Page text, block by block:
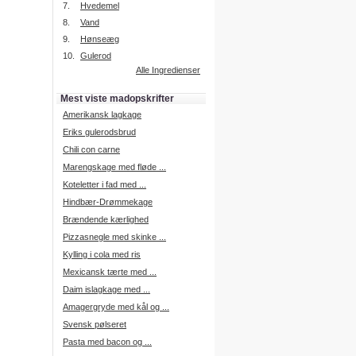
Intelligent søgning
Få foreslået opskrifter.
Prøv vores nye "Foreslå
Læs mere her.
Vi har nu oprettet et mad forum,
hvor i kan dele jeres erfaringer.
Log på med dine oplysninger fra
Madopskrifter.nu.
Gå til forum
Indkøbsliste på SMS
på SMS.
For at benytte SMS funktionen,
7.
Hvedemel
8.
Vand
9.
Hønseæg
10.
Gulerod
Alle Ingredienser
Mest viste madopskrifter
Amerikansk lagkage
Eriks gulerodsbrud
Chili con carne
Marengskage med fløde ...
Koteletter i fad med ...
Hindbær-Drømmekage
Brændende kærlighed
Pizzasnegle med skinke ...
Kylling i cola med ris
Mexicansk tærte med ...
Daim islagkage med ...
Amagergryde med kål og ...
Svensk pølseret
Pasta med bacon og ...